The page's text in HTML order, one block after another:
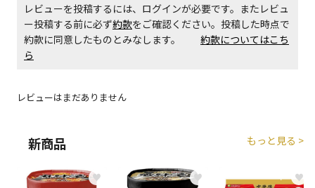
レビューを投稿するには、ログインが必要です。またレビュ
ー投稿する前に必ず約款をご確認ください。投稿した時点で
約款に同意したものとみなします。 約款についてはこち
ら
レビューはまだありません
新商品 もっと見る >
♥ ♥ ♥